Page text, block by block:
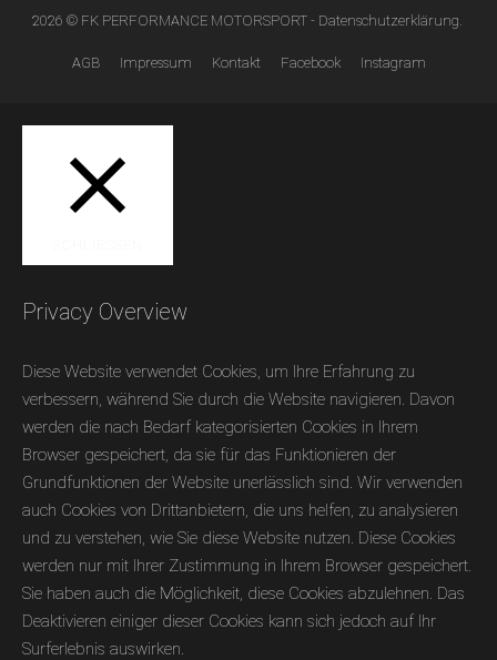
2026 © FK PERFORMANCE MOTORSPORT - Datenschutzerklärung.
AGB Impressum Kontakt Facebook Instagram
Privacy Overview
Diese Website verwendet Cookies, um Ihre Erfahrung zu
verbessern, während Sie durch die Website navigieren. Davon
werden die nach Bedarf kategorisierten Cookies in Ihrem
Browser gespeichert, da sie für das Funktionieren der
Grundfunktionen der Website unerlässlich sind. Wir verwenden
auch Cookies von Drittanbietern, die uns helfen, zu analysieren
und zu verstehen, wie Sie diese Website nutzen. Diese Cookies
werden nur mit Ihrer Zustimmung in Ihrem Browser gespeichert.
Sie haben auch die Möglichkeit, diese Cookies abzulehnen. Das
Deaktivieren einiger dieser Cookies kann sich jedoch auf Ihr
Surferlebnis auswirken.